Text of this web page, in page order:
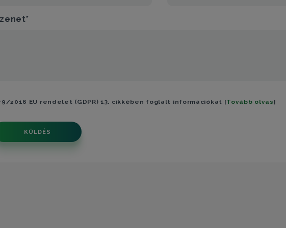
2016 EU rendelet (GDPR) 13. cikkében foglalt információkat [Tovább olvas]
KÜLDÉS